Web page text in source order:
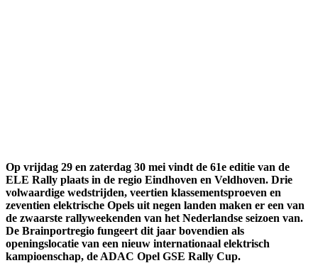
Op vrijdag 29 en zaterdag 30 mei vindt de 61e editie van de
ELE Rally plaats in de regio Eindhoven en Veldhoven. Drie
volwaardige wedstrijden, veertien klassementsproeven en
zeventien elektrische Opels uit negen landen maken er een van
de zwaarste rallyweekenden van het Nederlandse seizoen van.
De Brainportregio fungeert dit jaar bovendien als
openingslocatie van een nieuw internationaal elektrisch
kampioenschap, de ADAC Opel GSE Rally Cup.